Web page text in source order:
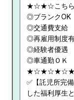
★☆★☆こち
◎ブランクOK
◎交通費支給
◎再雇用制度
◎経験者優遇
◎車通勤ＯＫ
✅【託児所完
した福利厚生